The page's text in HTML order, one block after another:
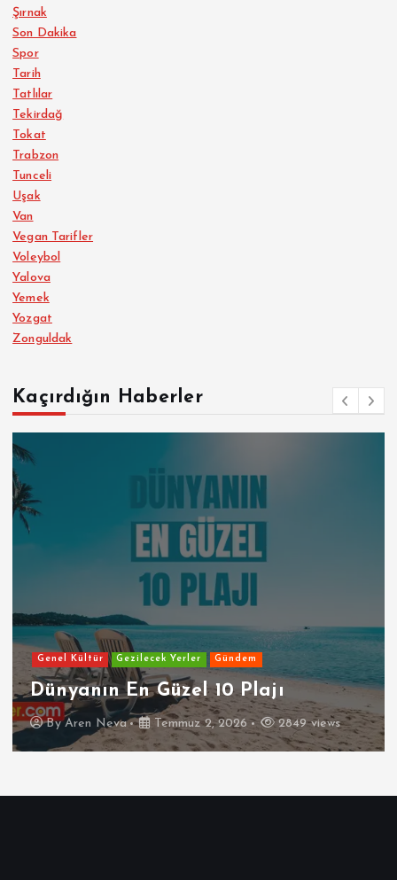
Şırnak
Son Dakika
Spor
Tarih
Tatlılar
Tekirdağ
Tokat
Trabzon
Tunceli
Uşak
Van
Vegan Tarifler
Voleybol
Yalova
Yemek
Yozgat
Zonguldak
Kaçırdığın Haberler
Genel Kültür Gezilecek Yerler Gündem
Dünyanın En Güzel 10 Plajı
ByAren Neva Temmuz 2, 2026 2849 views